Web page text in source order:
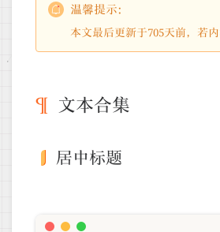
温馨提示：
本文最后更新于705天前，若
文本合集
居中标题